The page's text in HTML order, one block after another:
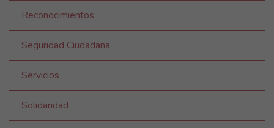
Reconocimientos
Seguridad Ciudadana
Servicios
Solidaridad